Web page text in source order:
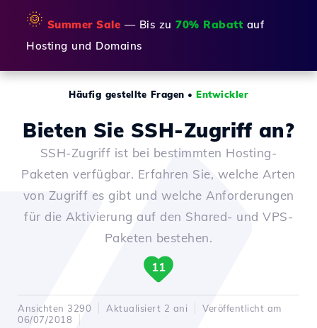
🌞 Summer Sale — Bis zu 70% Rabatt auf
Hosting und Domains
Häufig gestellte Fragen • Entwickler
Bieten Sie SSH-Zugriff an?
SSH-Zugriff ist bei bestimmten Hosting-
Paketen verfügbar. Erfahren Sie, welche Arten
von Zugriff es gibt und welche Anforderungen
für die Aktivierung auf den Shared- und VPS-
Paketen bestehen.
11
Ansichten 3290 Aktualisiert 2 ani
Veröffentlicht am
06/07/2018